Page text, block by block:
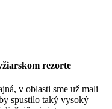
rezorte
v oblasti sme už mali
spustilo taký vysoký